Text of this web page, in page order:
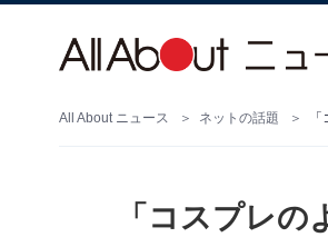
All About ニュース ネットの話題
「コスプレ